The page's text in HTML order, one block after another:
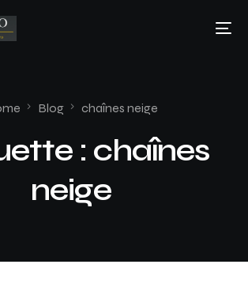
Blog chaînes neige
: chaînes
neige